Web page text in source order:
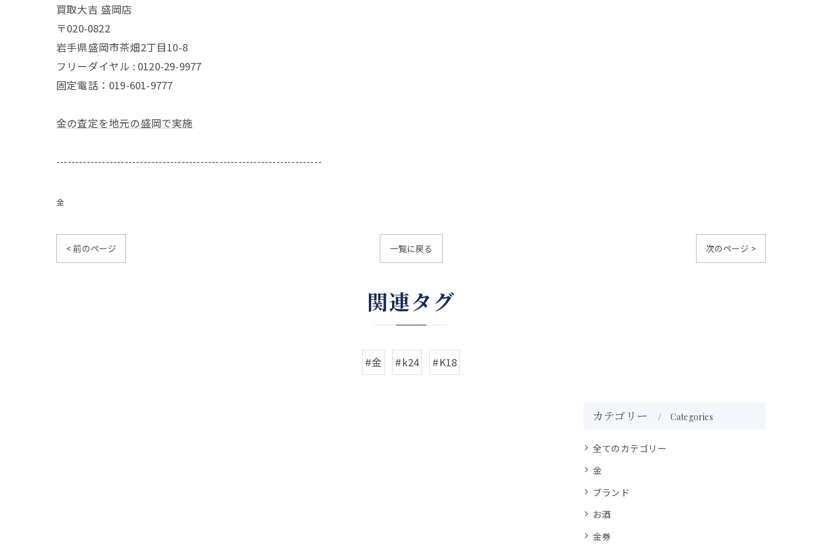
買取大吉 盛岡店
〒020-0822
岩手県盛岡市茶畑2丁目10-8
フリーダイヤル : 0120-29-9977
固定電話：019-601-9777
金の査定を地元の盛岡で実施
----------------------------------------------------------------------
金
< 前のページ 一覧に戻る 次のページ >
関連タグ
#金 #k24 #K18
カテゴリー Categories
全てのカテゴリー
金
ブランド
お酒
金券